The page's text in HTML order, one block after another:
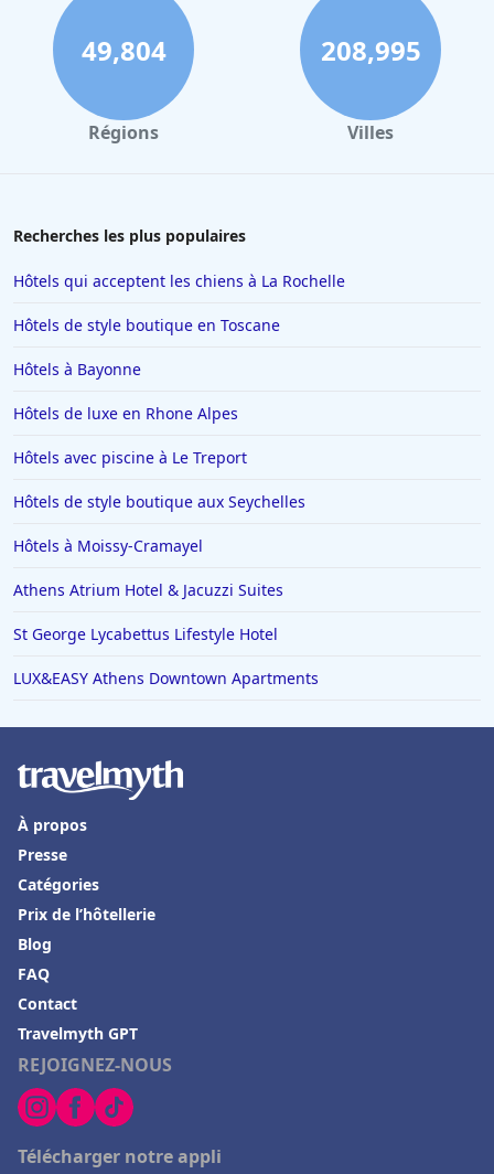
49,804
Régions
208,995
Villes
Recherches les plus populaires
Hôtels qui acceptent les chiens à La Rochelle
Hôtels de style boutique en Toscane
Hôtels à Bayonne
Hôtels de luxe en Rhone Alpes
Hôtels avec piscine à Le Treport
Hôtels de style boutique aux Seychelles
Hôtels à Moissy-Cramayel
Athens Atrium Hotel & Jacuzzi Suites
St George Lycabettus Lifestyle Hotel
LUX&EASY Athens Downtown Apartments
REJOIGNEZ-NOUS
Télécharger notre appli
À propos
Presse
Catégories
Prix de l’hôtellerie
Blog
FAQ
Contact
Travelmyth GPT